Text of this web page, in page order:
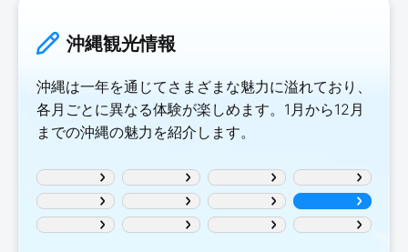
沖縄観光情報
沖縄は一年を通じてさまざまな魅力に溢れており、
各月ごとに異なる体験が楽しめます。1月から12月
までの沖縄の魅力を紹介します。